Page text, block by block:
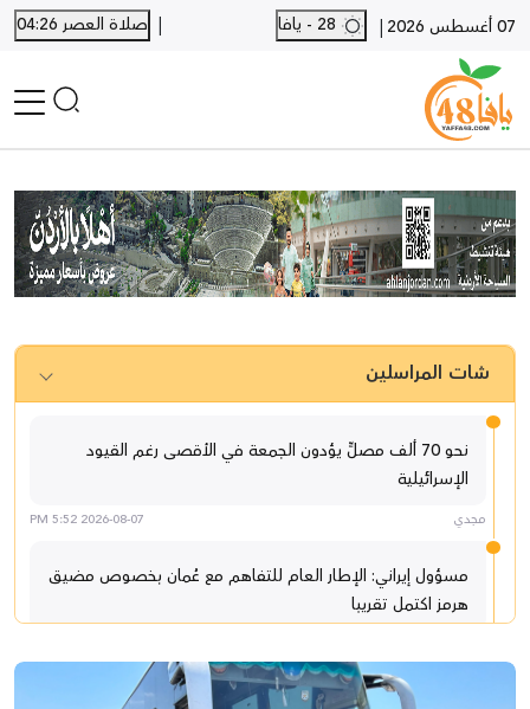
07 أغسطس 2026 |
| صلاة العصر 04:26
الرئيسية
أخبار محلية
أخبار يافا
SHORTS
نكبة يافا 48
بيع وشراء
أخبار القدس
وفيات
المزيد
شات المراسلين
نحو 70 ألف مصلٍّ يؤدون الجمعة في الأقصى رغم القيود
الإسرائيلية
مجدي 2026-08-07 5:52 PM
مسؤول إيراني: الإطار العام للتفاهم مع عُمان بخصوص مضيق
هرمز اكتمل تقريبا